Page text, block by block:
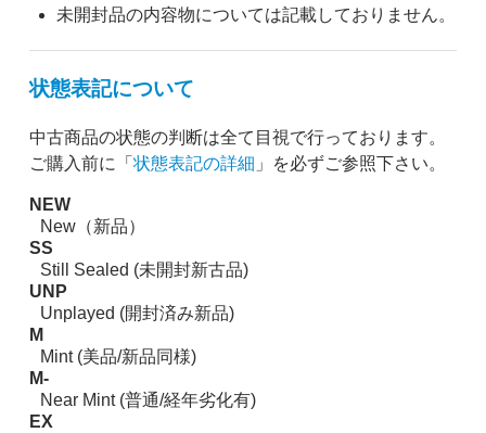
未開封品の内容物については記載しておりません。
状態表記について
中古商品の状態の判断は全て目視で行っております。
ご購入前に「 状態表記の詳細 」を必ずご参照下さい。
NEW
New（新品）
SS
Still Sealed (未開封新古品)
UNP
Unplayed (開封済み新品)
M
Mint (美品/新品同様)
M-
Near Mint (普通/経年劣化有)
EX